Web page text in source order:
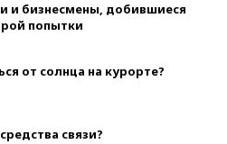
и бизнесмены, добившиеся
попытки
от солнца на курорте?
связи?